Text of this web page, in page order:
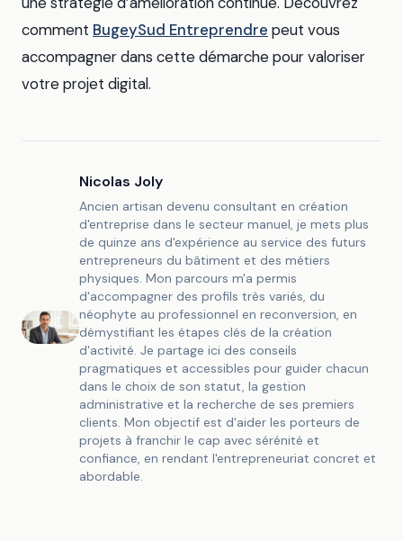
comment BugeySud Entreprendre peut vous
accompagner dans cette démarche pour valoriser
votre projet digital.
Nicolas Joly
Ancien artisan devenu consultant en création
d'entreprise dans le secteur manuel, je mets plus
de quinze ans d'expérience au service des futurs
entrepreneurs du bâtiment et des métiers
physiques. Mon parcours m'a permis
d'accompagner des profils très variés, du
néophyte au professionnel en reconversion, en
démystifiant les étapes clés de la création
d'activité. Je partage ici des conseils
pragmatiques et accessibles pour guider chacun
dans le choix de son statut, la gestion
administrative et la recherche de ses premiers
clients. Mon objectif est d'aider les porteurs de
projets à franchir le cap avec sérénité et
confiance, en rendant l'entrepreneuriat concret et
abordable.